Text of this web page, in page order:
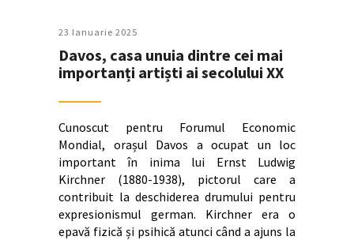
23 Ianuarie 2025
Davos, casa unuia dintre cei mai
importanți artiști ai secolului XX
Cunoscut pentru Forumul Economic
Mondial, orașul Davos a ocupat un loc
important în inima lui Ernst Ludwig
Kirchner (1880-1938), pictorul care a
contribuit la deschiderea drumului pentru
expresionismul german. Kirchner era o
epavă fizică și psihică atunci când a ajuns la